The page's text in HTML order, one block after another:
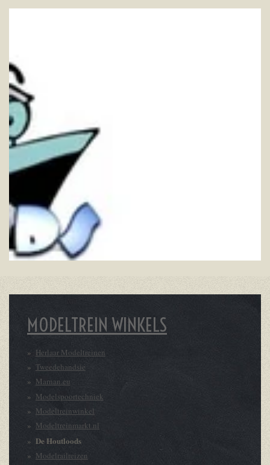
MODELTREIN WINKELS
Herlaar Modeltreinen
Tweedehandsie
Marnan.eu
Modelspoortechniek
Modeltreinwinkel
Modeltreinmarkt.nl
De Houtloods
Modelrailreizen